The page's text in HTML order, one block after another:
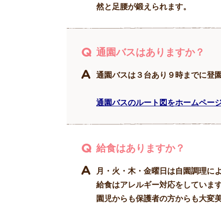
然と足腰が鍛えられます。
通園バスはありますか？
通園バスは３台あり９時までに登
通園バスのルート図をホームペー
給食はありますか？
月・火・木・金曜日は自園調理に
給食はアレルギー対応をしていま
園児からも保護者の方からも大変